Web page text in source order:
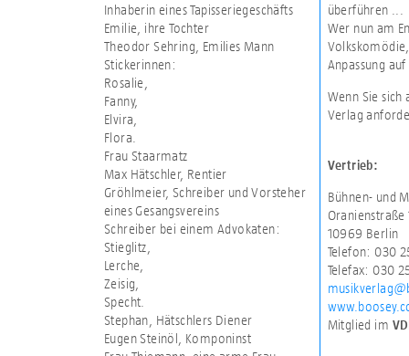
Inhaberin eines Tapisseriegeschäfts
Emilie, ihre Tochter
Theodor Sehring, Emilies Mann
Stickerinnen:
Rosalie,
Fanny,
Elvira,
Flora.
Frau Staarmatz
Max Hätschler, Rentier
Gröhlmeier, Schreiber und Vorsteher
eines Gesangsvereins
Schreiber bei einem Advokaten:
Stieglitz,
Lerche,
Zeisig,
Specht.
Stephan, Hätschlers Diener
Eugen Steinöl, Komponinst
überführen ...
Wer nun am
Anpassung
Wenn Sie sich
Verlag
Vertrieb:
Bühnen- und
Oranienstraße
10969 Berlin
Telefon: 030
Telefax: 030
Mitglied im